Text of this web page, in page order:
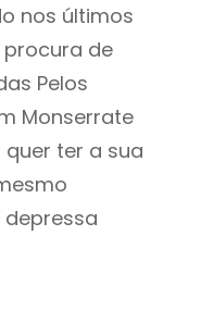
nos últimos
procura de
Pelos
Monserrate
quer ter a sua